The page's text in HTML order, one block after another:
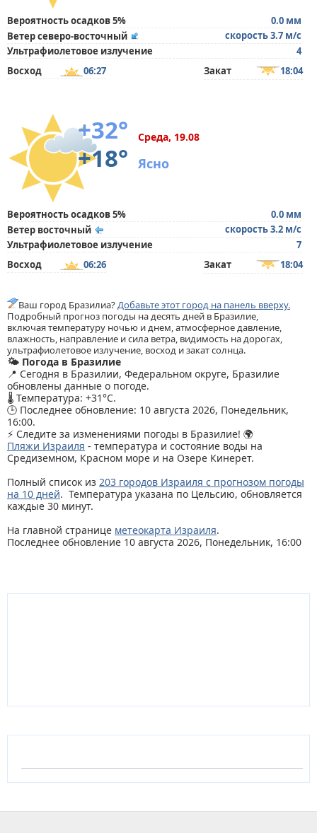
Вероятность осадков 5%
0.0 мм
Ветер северо-восточный
скорость 3.7 м/с
Ультрафиолетовое излучение
4
Восход
06:27 Закат 18:04
+32°
+18°
Среда, 19.08
Ясно
Вероятность осадков 5%
0.0 мм
Ветер восточный
скорость 3.2 м/с
Ультрафиолетовое излучение
7
Восход
06:26 Закат 18:04
Ваш город Бразилиа?Добавьте этот город на панель вверху.
Подробный прогноз погоды на десять дней в Бразилие,
включая температуру ночью и днем, атмосферное давление,
влажность, направление и сила ветра, видимость на дорогах,
ультрафиолетовое излучение, восход и закат солнца.
🌤️ Погода в Бразилие
📍 Сегодня в Бразилии, Федеральном округе, Бразилие
обновлены данные о погоде.
🌡️ Температура: +31°C.
🕒 Последнее обновление: 10 августа 2026, Понедельник,
16:00.
⚡ Следите за изменениями погоды в Бразилие! 🌍
Пляжи Израиля - температура и состояние воды на
Средиземном, Красном море и на Озере Кинерет.
Полный список из 203 городов Израиля с прогнозом погоды
на 10 дней. Температура указана по Цельсию, обновляется
каждые 30 минут.
На главной странице метеокарта Израиля.
Последнее обновление 10 августа 2026, Понедельник, 16:00